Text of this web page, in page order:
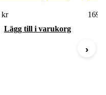
kr
Lägg till i varukorg
169
›